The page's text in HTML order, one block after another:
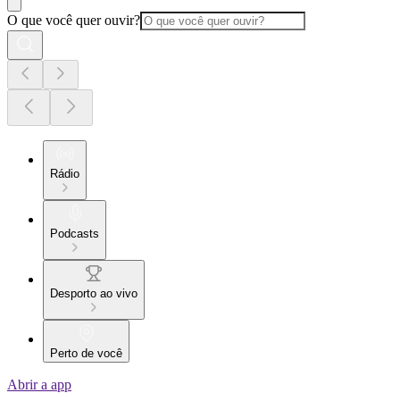
O que você quer ouvir?
Rádio
Podcasts
Desporto ao vivo
Perto de você
Abrir a app